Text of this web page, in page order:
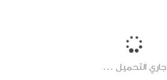
جاري التحميل ...